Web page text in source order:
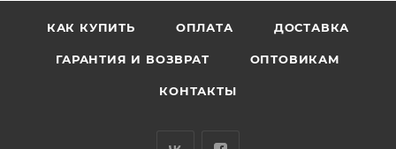
КАК КУПИТЬ ОПЛАТА ДОСТАВКА
ГАРАНТИЯ И ВОЗВРАТ ОПТОВИКАМ
КОНТАКТЫ